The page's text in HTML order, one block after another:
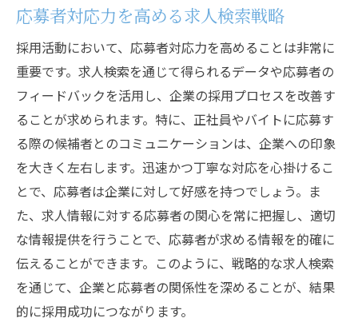
応募者対応力を高める求人検索戦略
採用活動において、応募者対応力を高めることは非常に
重要です。求人検索を通じて得られるデータや応募者の
フィードバックを活用し、企業の採用プロセスを改善す
ることが求められます。特に、正社員やバイトに応募す
る際の候補者とのコミュニケーションは、企業への印象
を大きく左右します。迅速かつ丁寧な対応を心掛けるこ
とで、応募者は企業に対して好感を持つでしょう。ま
た、求人情報に対する応募者の関心を常に把握し、適切
な情報提供を行うことで、応募者が求める情報を的確に
伝えることができます。このように、戦略的な求人検索
を通じて、企業と応募者の関係性を深めることが、結果
的に採用成功につながります。